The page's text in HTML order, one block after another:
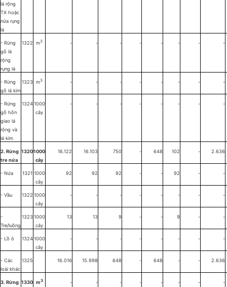
lá rộng
TX hoặc
nửa rụng
lá
- Rừng
gỗ lá
rộng
rụng lá
1322 m3 - - - - - - - -
- Rừng
gỗ lá kim
1323 m3 - - - - - - - -
- Rừng
gỗ hỗn
giao lá
rộng và
lá kim
13241000
cây
- - - - - - - -
2. Rừng
tre nứa
13201000
cây
16.122 16.103 750 - 648 102 - 2.636
- Nứa 1321 1000
cây
92 92 92 - - 92 - -
- Vầu 1322 1000
cây
- - - - - - - -
-
Tre/luồng
13231000
cây
13 13 9 - - 9 - -
- Lồ ô 13241000
cây
- - - - - - - -
- Các
loài khác
1325 16.016 15.998 648 - 648 - - 2.636
3. Rừng 1330 m3 - - - - - - - -